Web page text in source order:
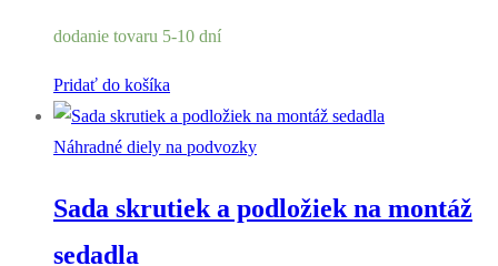
dodanie tovaru 5-10 dní
Pridať do košíka
Náhradné diely na podvozky
Sada skrutiek a podložiek na montáž
sedadla